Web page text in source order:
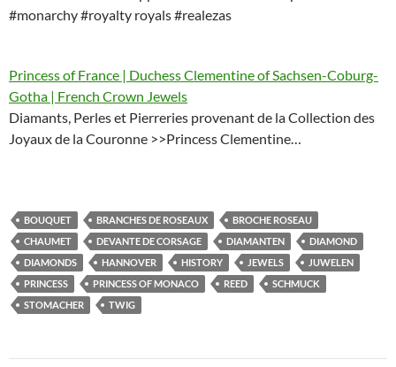
#monarchy #royalty royals #realezas
Princess of France | Duchess Clementine of Sachsen-Coburg-
Gotha | French Crown Jewels
Diamants, Perles et Pierreries provenant de la Collection des
Joyaux de la Couronne >>Princess Clementine…
BOUQUET BRANCHES DE ROSEAUX
BROCHE ROSEAU
CHAUMET
DEVANTE DE CORSAGE DIAMANTEN
DIAMOND
DIAMONDS
HANNOVER HISTORY JEWELS
JUWELEN
PRINCESS
PRINCESS OF MONACO REED
SCHMUCK
STOMACHER
TWIG